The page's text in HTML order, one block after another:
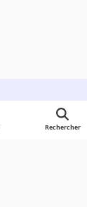
Rechercher